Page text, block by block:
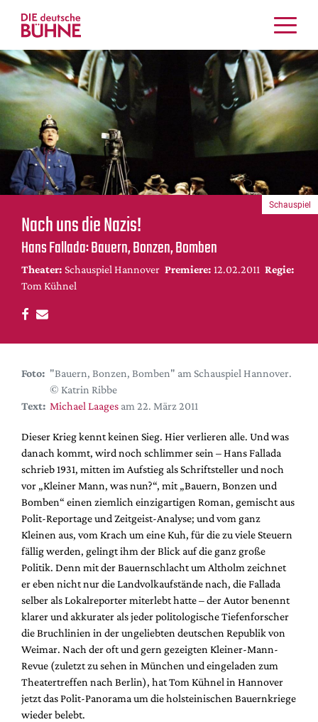
Kritiken
Schauspiel
Musiktheater
Tanz
Crossover
Bühnenwelt
Festivals & Veranstaltungen
Menschen & Theater
Themen
Internationales
Nachrufe
DdB-map
Premierensuche
Festival-Planer
Alle Hefte
Leseproben
Podcast
Service
Shop / Abo
Newsletter
Redaktion
Autor:innen
Partner
Mediadaten
Suche
Nach uns die Nazis!
Hans Fallada: Bauern, Bonzen, Bomben
Theater: Schauspiel Hannover Premiere: 12.02.2011 Regie:
Tom Kühnel
Schauspiel
Foto: "Bauern, Bonzen, Bomben" am Schauspiel Hannover.
© Katrin Ribbe
Text: Michael Laages am 22. März 2011
Dieser Krieg kennt keinen Sieg. Hier verlieren alle. Und was
danach kommt, wird noch schlimmer sein – Hans Fallada
schrieb 1931, mitten im Aufstieg als Schriftsteller und noch
vor „Kleiner Mann, was nun?“, mit „Bauern, Bonzen und
Bomben“ einen ziemlich einzigartigen Roman, gemischt aus
Polit-Reportage und Zeitgeist-Analyse; und vom ganz
Kleinen aus, vom Krach um eine Kuh, für die zu viele Steuern
fällig werden, gelingt ihm der Blick auf die ganz große
Politik. Denn mit der Bauernschlacht um Altholm zeichnet
er eben nicht nur die Landvolkaufstände nach, die Fallada
selber als Lokalreporter miterlebt hatte – der Autor benennt
klarer und akkurater als jeder politologische Tiefenforscher
die Bruchlinien in der ungeliebten deutschen Republik von
Weimar. Nach der oft und gern gezeigten Kleiner-Mann-
Revue (zuletzt zu sehen in München und eingeladen zum
Theatertreffen nach Berlin), hat Tom Kühnel in Hannover
jetzt das Polit-Panorama um die holsteinischen Bauernkriege
wieder belebt.